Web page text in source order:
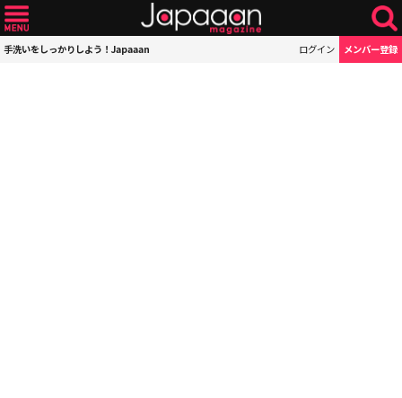
手洗いをしっかりしよう！Japaaan ログイン メンバー登録